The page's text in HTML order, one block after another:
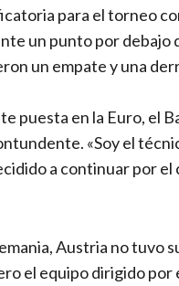
para el torneo
un punto por debajo
un empate y una
puesta en la Euro, el
«Soy el
a continuar por
Austria no
el equipo dirigido